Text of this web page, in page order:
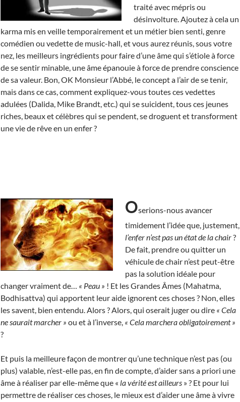
traité avec mépris ou
désinvolture. Ajoutez à cela un
karma mis en veille temporairement et un métier bien senti, genre
comédien ou vedette de music-hall, et vous aurez réunis, sous votre
nez, les meilleurs ingrédients pour faire d’une âme qui s’étiole à force
de se sentir minable, une âme épanouie à force de prendre conscience
de sa valeur. Bon, OK Monsieur l’Abbé, le concept a l’air de se tenir,
mais dans ce cas, comment expliquez-vous toutes ces vedettes
adulées (Dalida, Mike Brandt, etc.) qui se suicident, tous ces jeunes
riches, beaux et célèbres qui se pendent, se droguent et transforment
une vie de rêve en un enfer ?
Oserions-nous avancer
timidement l’idée que, justement,
l’enfer n’est pas un état de la chair?
De fait, prendre ou quitter un
véhicule de chair n’est peut-être
pas la solution idéale pour
changer vraiment de… « Peau » ! Et les Grandes Âmes (Mahatma,
Bodhisattva) qui apportent leur aide ignorent ces choses ? Non, elles
les savent, bien entendu. Alors ? Alors, qui oserait juger ou dire « Cela
ne saurait marcher » ou et à l’inverse, « Cela marchera obligatoirement »
?
Et puis la meilleure façon de montrer qu’une technique n’est pas (ou
plus) valable, n’est-elle pas, en fin de compte, d’aider sans a priori une
âme à réaliser par elle-même que « la vérité est ailleurs » ? Et pour lui
permettre de réaliser ces choses, le mieux est d’aider une âme à vivre